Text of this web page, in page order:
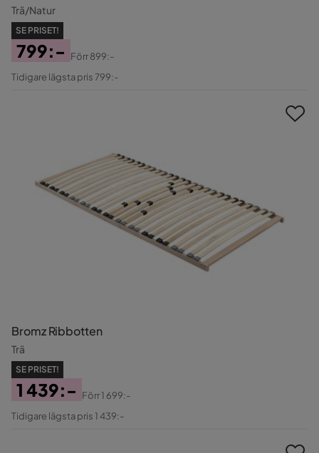
Trä/Natur
SE PRISET!
Pris
799:-
Original
Förr899:-
Tidigare lägsta pris 799:-
Bromz Ribbotten
Trä
SE PRISET!
Pris
1 439:-
Original
Förr1 699:-
Tidigare lägsta pris 1 439:-